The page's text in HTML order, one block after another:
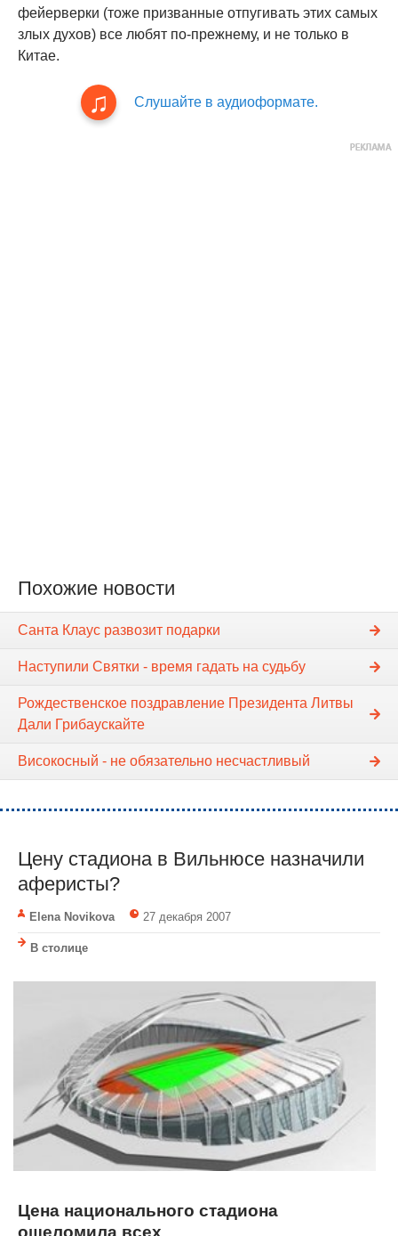
фейерверки (тоже призванные отпугивать этих самых
злых духов) все любят по-прежнему, и не только в
Китае.
Слушайте в аудиоформате.
Похожие новости
Санта Клаус развозит подарки
Наступили Святки - время гадать на судьбу
Рождественское поздравление Президента Литвы
Дали Грибаускайте
Високосный - не обязательно несчастливый
Цену стадиона в Вильнюсе назначили
аферисты?
Elena Novikova 27 декабря 2007
В столице
Цена национального стадиона